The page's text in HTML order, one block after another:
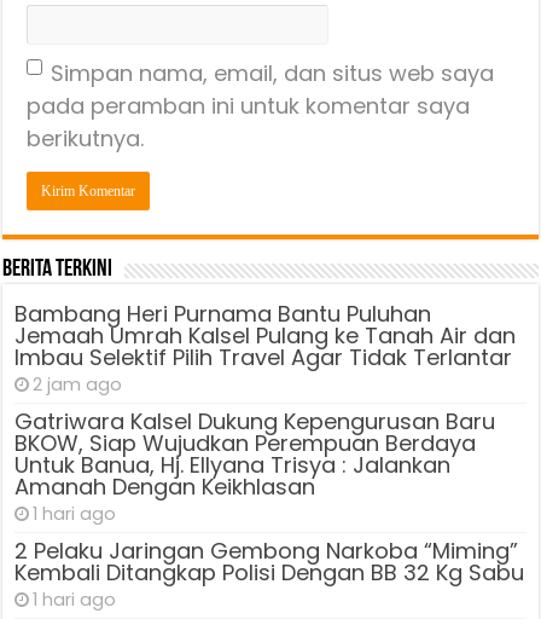
Simpan nama, email, dan situs web saya
pada peramban ini untuk komentar saya
berikutnya.
Berita Terkini
Bambang Heri Purnama Bantu Puluhan
Jemaah Umrah Kalsel Pulang ke Tanah Air dan
Imbau Selektif Pilih Travel Agar Tidak Terlantar
2 jam ago
Gatriwara Kalsel Dukung Kepengurusan Baru
BKOW, Siap Wujudkan Perempuan Berdaya
Untuk Banua, Hj. Ellyana Trisya : Jalankan
Amanah Dengan Keikhlasan
1 hari ago
2 Pelaku Jaringan Gembong Narkoba “Miming”
Kembali Ditangkap Polisi Dengan BB 32 Kg Sabu
1 hari ago